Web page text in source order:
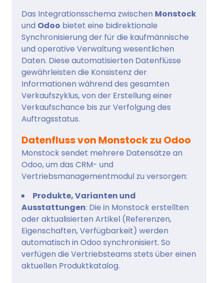
Das Integrationsschema zwischen Monstock
und Odoo bietet eine bidirektionale
Synchronisierung der für die kaufmännische
und operative Verwaltung wesentlichen
Daten. Diese automatisierten Datenflüsse
gewährleisten die Konsistenz der
Informationen während des gesamten
Verkaufszyklus, von der Erstellung einer
Verkaufschance bis zur Verfolgung des
Auftragsstatus.
Datenfluss von Monstock zu Odoo
Monstock sendet mehrere Datensätze an
Odoo, um das CRM- und
Vertriebsmanagementmodul zu versorgen:
Produkte, Varianten und
Ausstattungen: Die in Monstock erstellten
oder aktualisierten Artikel (Referenzen,
Eigenschaften, Verfügbarkeit) werden
automatisch in Odoo synchronisiert. So
verfügen die Vertriebsteams stets über einen
aktuellen Produktkatalog.